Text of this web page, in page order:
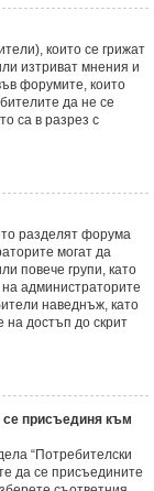
които се грижат
изтриват мнения и
форумите, които
да не се
са в разрез с
разделят форума
могат да
повече групи, като
администраторите
наведнъж, като
достъп до скрит
се присъединя към
“Потребителски
да се присъедините